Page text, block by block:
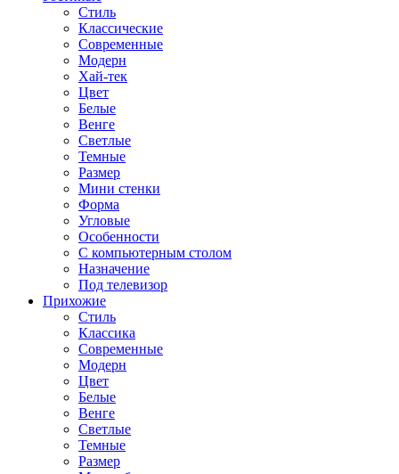
Стиль
Классические
Современные
Модерн
Хай-тек
Цвет
Белые
Венге
Светлые
Темные
Размер
Мини стенки
Форма
Угловые
Особенности
С компьютерным столом
Назначение
Под телевизор
Прихожие
Стиль
Классика
Современные
Модерн
Цвет
Белые
Венге
Светлые
Темные
Размер